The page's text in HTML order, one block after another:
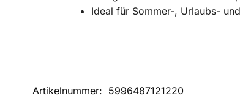
Ideal für Sommer-, Urlaubs-
Artikelnummer: 5996487121220